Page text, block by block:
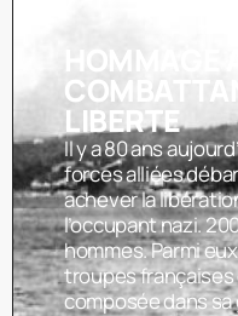
HOMMAGE
LIBERTE
Il y a 80 ans
forces alliées
achever la
l’occupant nazi.
hommes. Parmi
troupes françaises
composée dans